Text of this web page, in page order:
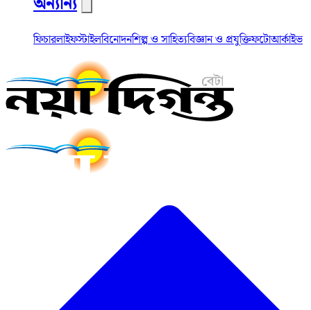
ফিচারলাইফস্টাইলবিনোদনশিল্প ও সাহিত্যবিজ্ঞান ও প্রযুক্তিফটোআর্কাইভ